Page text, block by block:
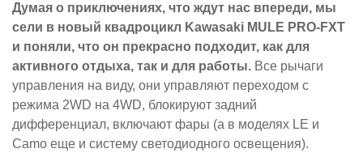
Думая о приключениях, что ждут нас впереди, мы
сели в новый квадроцикл Kawasaki MULE PRO-FXT
и поняли, что он прекрасно подходит, как для
активного отдыха, так и для работы. Все рычаги
управления на виду, они управляют переходом с
режима 2WD на 4WD, блокируют задний
дифференциал, включают фары (а в моделях LE и
Camo еще и систему светодиодного освещения).